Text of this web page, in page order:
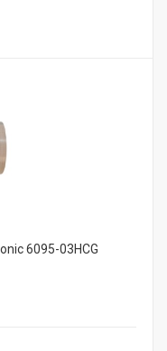
6095-03HCG